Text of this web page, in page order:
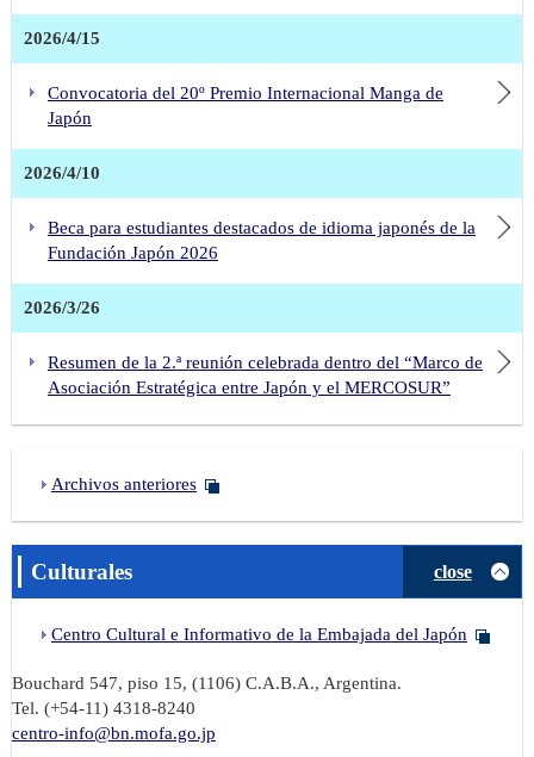
2026/4/15
Convocatoria del 20º Premio Internacional Manga de
Japón
2026/4/10
Beca para estudiantes destacados de idioma japonés de la
Fundación Japón 2026
2026/3/26
Resumen de la 2.ª reunión celebrada dentro del “Marco de
Asociación Estratégica entre Japón y el MERCOSUR”
Archivos anteriores
Culturales close
Centro Cultural e Informativo de la Embajada del Japón
Bouchard 547, piso 15, (1106) C.A.B.A., Argentina.
Tel. (+54-11) 4318-8240
centro-info@bn.mofa.go.jp